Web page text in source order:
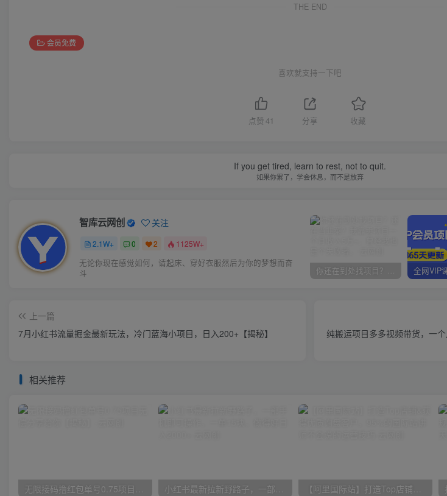
THE END
会员免费
喜欢就支持一下吧
点赞41 分享 收藏
If you get tired, learn to rest, not to quit.
如果你累了，学会休息，而不是放弃
智库云网创 关注
2.1W+ 0 2 1125W+
无论你现在感觉如何，请起床、穿好衣服然后为你的梦想而奋
斗
你还在到处找项目？还在当韭菜？我靠卖项目一个月收入5万+，曾经我也是个失败者。
上一篇
7月小红书流量掘金最新玩法，冷门蓝海小项目，日入200+【揭秘】
纯搬运项目多多视频带货，一
相关推荐
无限接码撸红包单号0.75项目无偿分享给你【揭秘】 小红书最新拉新野路子，一部手机即可操作，一单15块，做得好日入2000+ 【阿里国际站】打造Top店铺&获得优质询盘客户，​95%的国际站讲师不会说的运营技巧